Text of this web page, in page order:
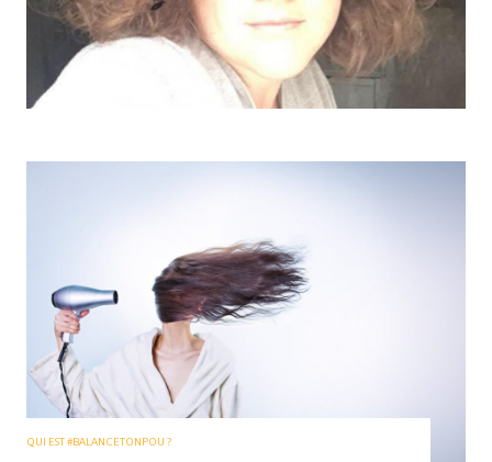
QUI EST #BALANCETONPOU ?